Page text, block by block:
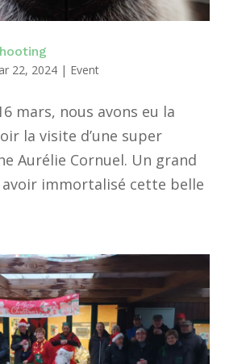
22, 2024| Event
mars, nous avons eu la
la visite d’une super
Aurélie Cornuel. Un grand
immortalisé cette belle